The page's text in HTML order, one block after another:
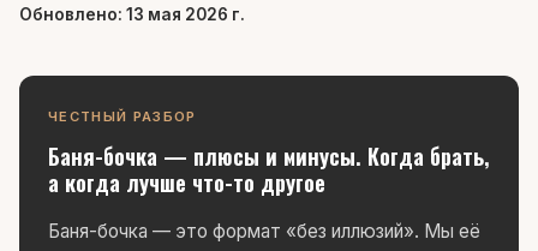
Обновлено: 13 мая 2026 г.
ЧЕСТНЫЙ РАЗБОР
Баня-бочка — плюсы и минусы. Когда брать,
а когда лучше что-то другое
Баня-бочка — это формат «без иллюзий». Мы её